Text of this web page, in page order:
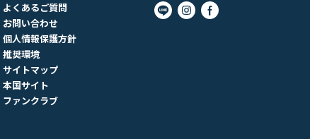
よくあるご質問
お問い合わせ
個人情報保護方針
推奨環境
サイトマップ
本国サイト
ファンクラブ